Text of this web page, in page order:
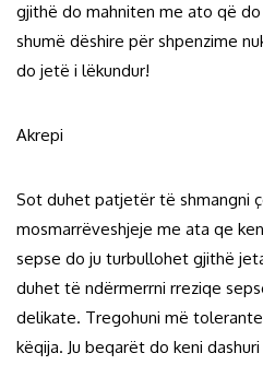
gjithë do mahniten me ato që do
shumë dëshire për shpenzime
do jetë i lëkundur!
Akrepi
Sot duhet patjetër të shmangni
mosmarrëveshjeje me ata qe
sepse do ju turbullohet gjithë
duhet të ndërmerrni rreziqe
delikate. Tregohuni më
këqija. Ju beqarët do keni